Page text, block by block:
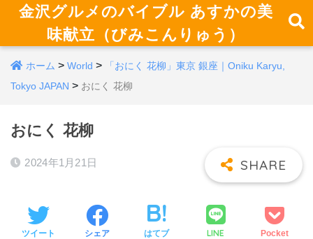
金沢グルメのバイブル あすかの美
味献立（びみこんりゅう）
ホーム > World >
「おにく 花柳」東京 銀座｜Oniku Karyu,
Tokyo JAPAN > おにく 花柳
おにく 花柳
2024年1月21日
ツイート シェア はてブ LINE Pocket